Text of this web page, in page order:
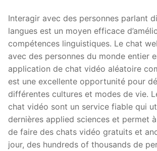
Interagir avec des personnes parlant
langues est un moyen efficace
compétences linguistiques. Le chat
avec des personnes du monde entier
application de chat vidéo aléatoire
est une excellente opportunité pour
différentes cultures et modes de vie.
chat vidéo sont un service fiable qui
dernières applied sciences et permet
de faire des chats vidéo gratuits et
jour, des hundreds of thousands de